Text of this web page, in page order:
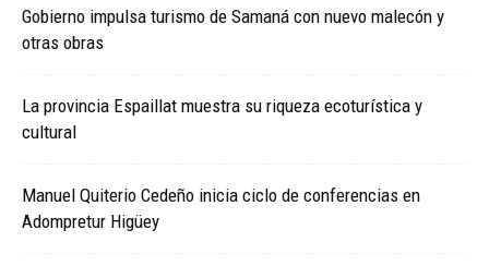
Gobierno impulsa turismo de Samaná con nuevo malecón y
otras obras
La provincia Espaillat muestra su riqueza ecoturística y
cultural
Manuel Quiterio Cedeño inicia ciclo de conferencias en
Adompretur Higüey